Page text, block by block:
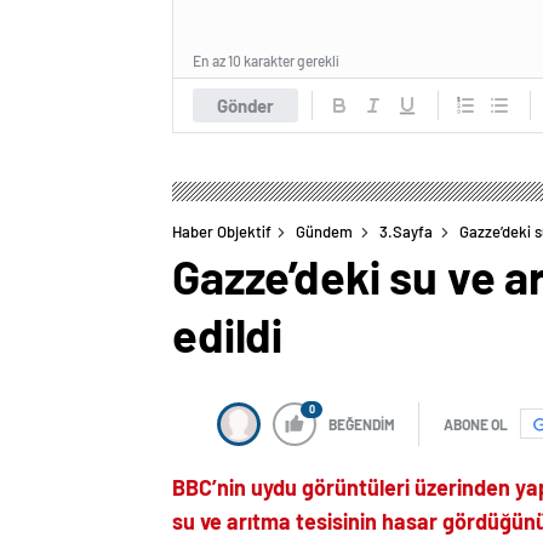
Gönder
En az 10 karakter gerekli
Haber Objektif Gündem 3.Sayfa Gazze’deki
Gazze’deki su ve
edildi
0
BEĞENDİM ABONE OL
BBC’nin uydu görüntüleri üzerinden
su ve arıtma tesisinin hasar